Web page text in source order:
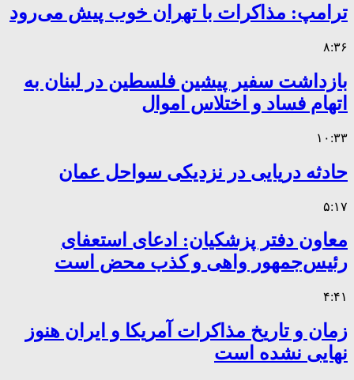
ترامپ: مذاکرات با تهران خوب پیش می‌رود
۸:۳۶
بازداشت سفیر پیشین فلسطین در لبنان به
اتهام فساد و اختلاس اموال
۱۰:۳۳
حادثه دریایی در نزدیکی سواحل عمان
۵:۱۷
معاون دفتر پزشکیان: ادعای استعفای
رئیس‌جمهور واهی و کذب محض است
۴:۴۱
زمان و تاریخ مذاکرات آمریکا و ایران هنوز
نهایی نشده است